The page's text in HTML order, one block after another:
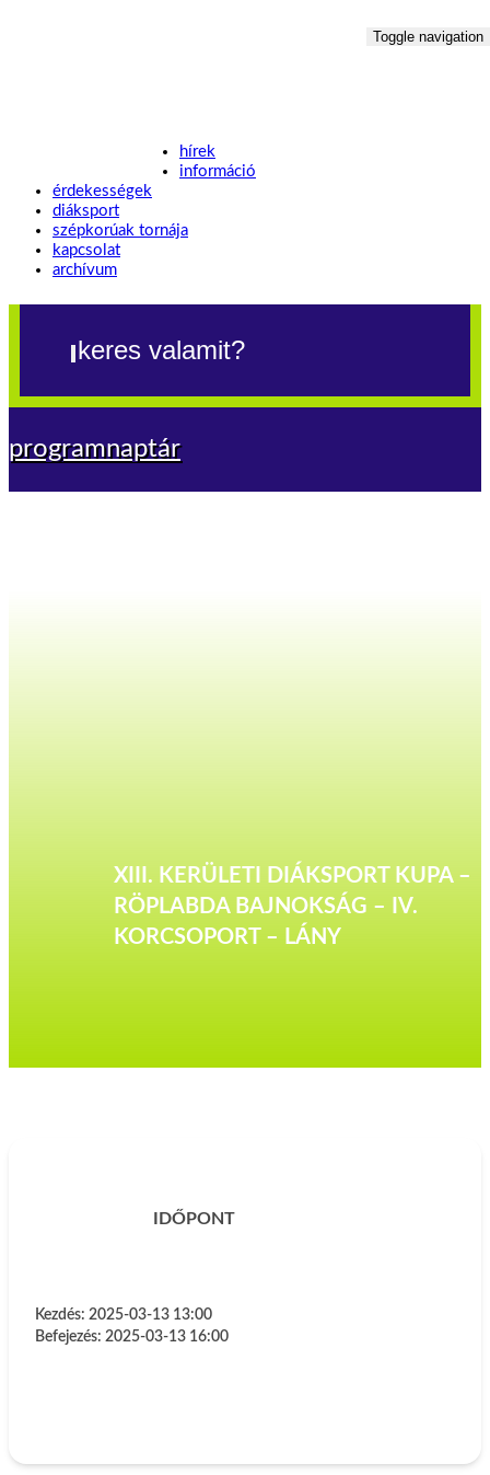
Toggle navigation
hírek
információ
érdekességek
diáksport
szépkorúak tornája
kapcsolat
archívum
programnaptár
XIII. KERÜLETI DIÁKSPORT KUPA –
RÖPLABDA BAJNOKSÁG – IV.
KORCSOPORT – LÁNY
IDŐPONT
Kezdés: 2025-03-13 13:00
Befejezés: 2025-03-13 16:00